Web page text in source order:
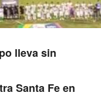
lleva sin
Santa Fe en